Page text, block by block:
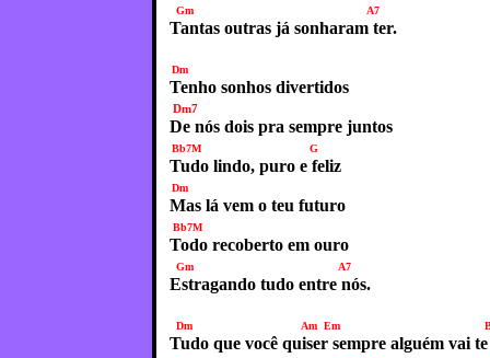
Gm A7
Tantas outras já sonharam ter.
Dm
Tenho sonhos divertidos
Dm7
De nós dois pra sempre juntos
Bb7M G
Tudo lindo, puro e feliz
Dm
Mas lá vem o teu futuro
Bb7M
Todo recoberto em ouro
Gm A7
Estragando tudo entre nós.
Dm Am Em
Tudo que você quiser sempre alguém vai